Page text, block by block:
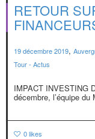
RETOUR
19 décembre 2019,
Tour - Actus
IMPACT INVESTING
décembre, l’équipe
0likes